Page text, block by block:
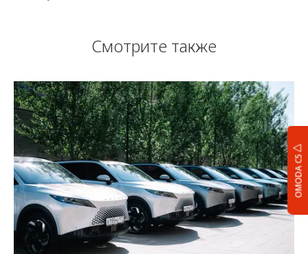
OMODA C5
Смотрите также